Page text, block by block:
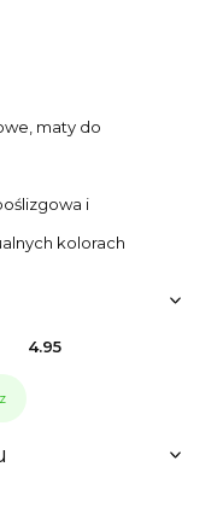
maty do
i
kolorach
4.95